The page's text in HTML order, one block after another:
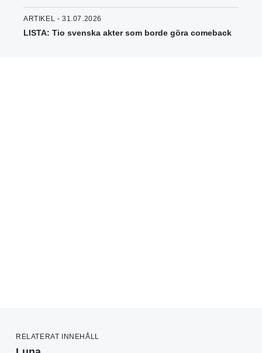
ARTIKEL - 31.07.2026
LISTA: Tio svenska akter som borde göra comeback
RELATERAT INNEHÅLL